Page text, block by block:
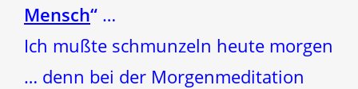
Mensch“ …
Ich mußte schmunzeln heute morgen
… denn bei der Morgenmeditation